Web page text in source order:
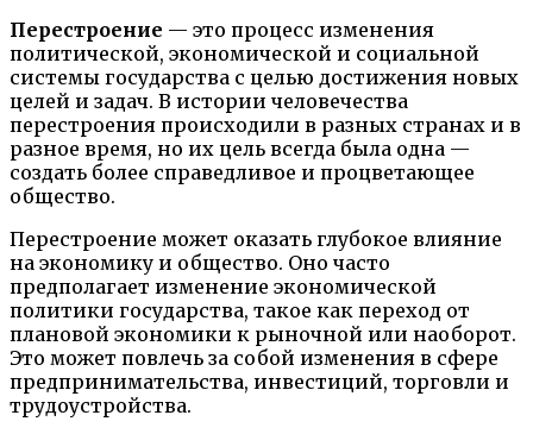
Перестроение — это процесс изменения
политической, экономической и социальной
системы государства с целью достижения новых
целей и задач. В истории человечества
перестроения происходили в разных странах и в
разное время, но их цель всегда была одна —
создать более справедливое и процветающее
общество.
Перестроение может оказать глубокое влияние
на экономику и общество. Оно часто
предполагает изменение экономической
политики государства, такое как переход от
плановой экономики к рыночной или наоборот.
Это может повлечь за собой изменения в сфере
предпринимательства, инвестиций, торговли и
трудоустройства.